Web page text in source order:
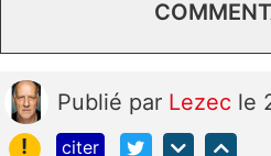
Publié par Lezec le
!
citer